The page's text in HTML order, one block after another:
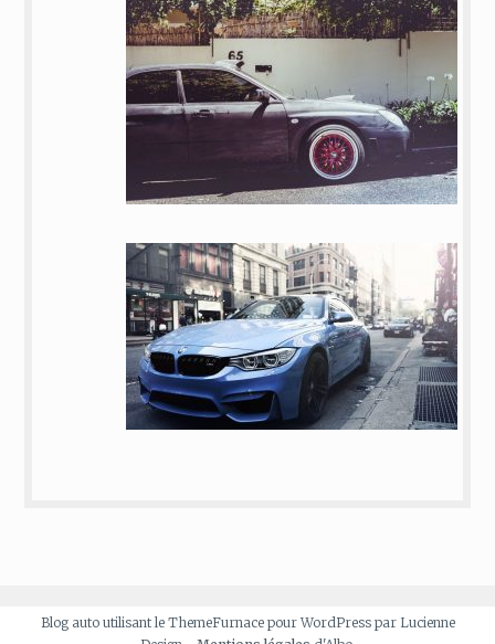
Blog auto utilisant le ThemeFurnace pour WordPress par Lucienne